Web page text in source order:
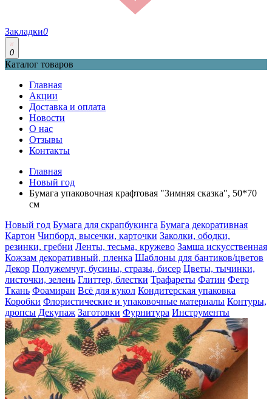
Закладки0
0
Каталог товаров
Главная
Акции
Доставка и оплата
Новости
О нас
Отзывы
Контакты
Главная
Новый год
Бумага упаковочная крафтовая "Зимняя сказка", 50*70
см
Новый год Бумага для скрапбукинга Бумага декоративная
Картон Чипборд, высечки, карточки Заколки, ободки,
резинки, гребни Ленты, тесьма, кружево Замша искусственная
Кожзам декоративный, пленка Шаблоны для бантиков/цветов
Декор Полужемчуг, бусины, стразы, бисер Цветы, тычинки,
листочки, зелень Глиттер, блестки Трафареты Фатин Фетр
Ткань Фоамиран Всё для кукол Кондитерская упаковка
Коробки Флористические и упаковочные материалы Контуры,
дропсы Декупаж Заготовки Фурнитура Инструменты